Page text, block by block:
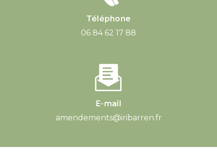
Téléphone
06 84 62 17 88
E-mail
amendements@iribarren.fr